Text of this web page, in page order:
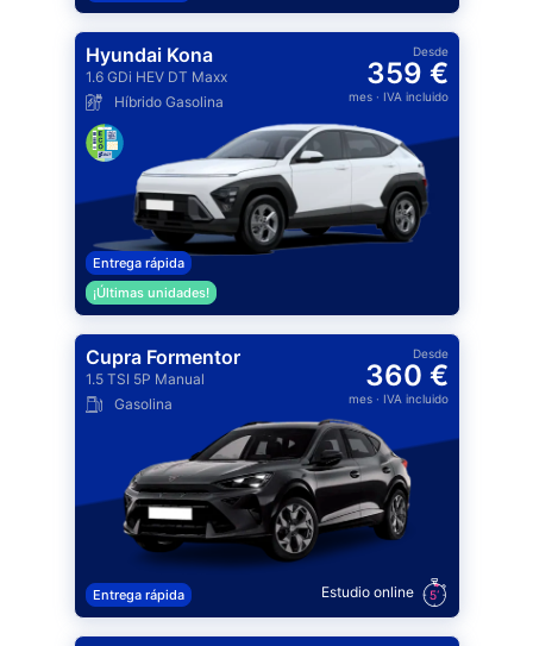
Hyundai Kona
1.6 GDi HEV DT Maxx
Híbrido Gasolina
Desde
359 €
mes· IVA incluido
Entrega rápida
¡Últimas unidades!
Cupra Formentor
1.5 TSI 5P Manual
Gasolina
Desde
360 €
mes· IVA incluido
Entrega rápida Estudio online